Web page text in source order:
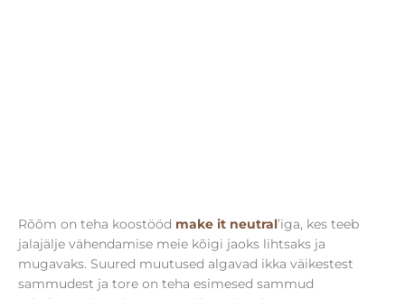
Rõõm on teha koostööd make it neutral’iga, kes teeb
jalajälje vähendamise meie kõigi jaoks lihtsaks ja
mugavaks. Suured muutused algavad ikka väikestest
sammudest ja tore on teha esimesed sammud